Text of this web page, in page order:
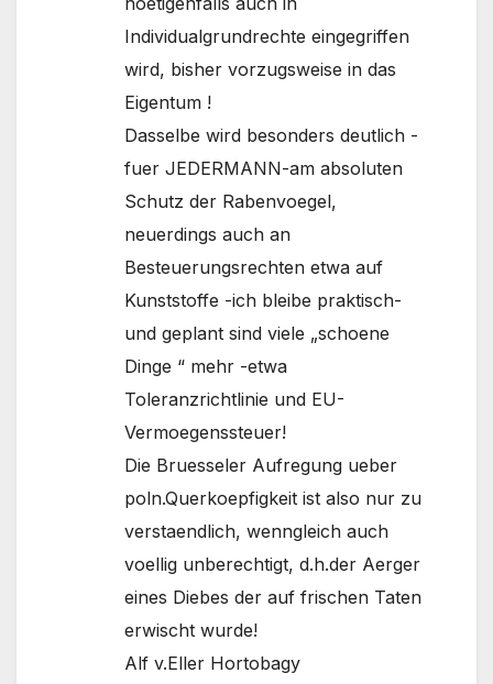
Individualgrundrechte eingegriffen
wird, bisher vorzugsweise in das
Eigentum !
Dasselbe wird besonders deutlich -
fuer JEDERMANN-am absoluten
Schutz der Rabenvoegel,
neuerdings auch an
Besteuerungsrechten etwa auf
Kunststoffe -ich bleibe praktisch-
und geplant sind viele „schoene
Dinge “ mehr -etwa
Toleranzrichtlinie und EU-
Vermoegenssteuer!
Die Bruesseler Aufregung ueber
poln.Querkoepfigkeit ist also nur zu
verstaendlich, wenngleich auch
voellig unberechtigt, d.h.der Aerger
eines Diebes der auf frischen Taten
erwischt wurde!
Alf v.Eller Hortobagy